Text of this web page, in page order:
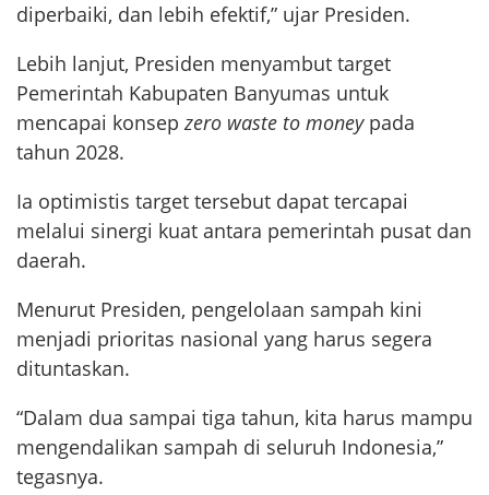
diperbaiki, dan lebih efektif,” ujar Presiden.
Lebih lanjut, Presiden menyambut target
Pemerintah Kabupaten Banyumas untuk
mencapai konsepzero waste to moneypada
tahun 2028.
Ia optimistis target tersebut dapat tercapai
melalui sinergi kuat antara pemerintah pusat dan
daerah.
Menurut Presiden, pengelolaan sampah kini
menjadi prioritas nasional yang harus segera
dituntaskan.
“Dalam dua sampai tiga tahun, kita harus mampu
mengendalikan sampah di seluruh Indonesia,”
tegasnya.